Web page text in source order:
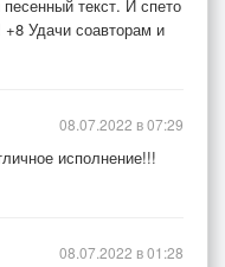
текст. И спето
Удачи соавторам и
исполнение!!!
08.07.2022 в 07:29
08.07.2022 в 01:28